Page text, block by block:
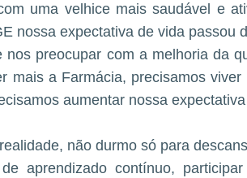
uma velhice mais saudável e
nossa expectativa de vida passou
nos preocupar com a melhoria da
mais a Farmácia, precisamos
aumentar nossa
não durmo só para
aprendizado contínuo,